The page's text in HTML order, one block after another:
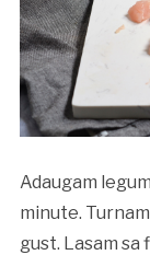
Adaugam
minute.
gust. Lasam sa